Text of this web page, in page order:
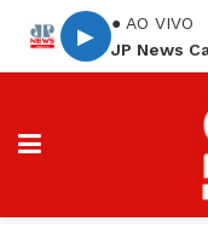
▶
● AO VIVO
JP News